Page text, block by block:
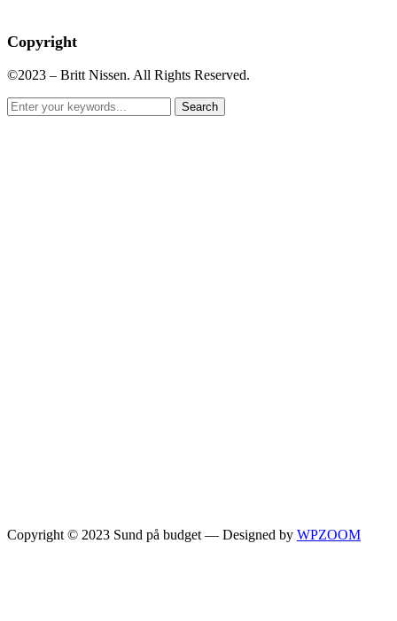
Copyright
©2023 – Britt Nissen. All Rights Reserved.
Copyright © 2023 Sund på budget — Designed by WPZOOM